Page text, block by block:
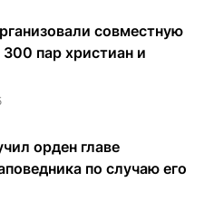
совместную
пар христиан и
орден главе
по случаю его